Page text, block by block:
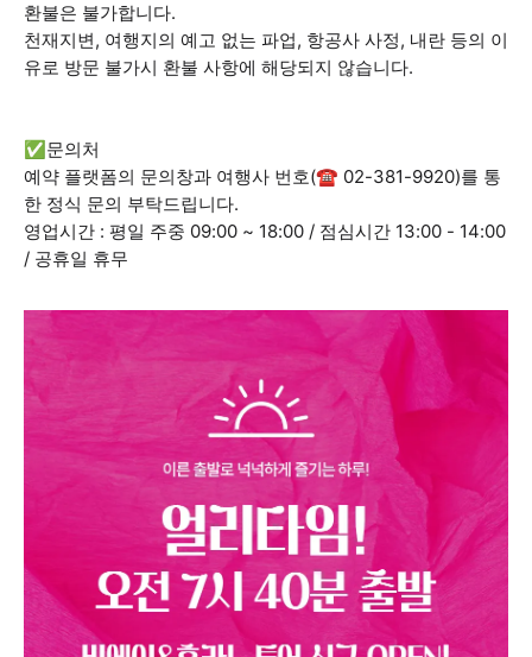
환불은 불가합니다.
천재지변, 여행지의 예고 없는 파업, 항공사 사정, 내란 등의 이
유로 방문 불가시 환불 사항에 해당되지 않습니다.
✅문의처
예약 플랫폼의 문의창과 여행사 번호(☎ 02-381-9920)를 통
한 정식 문의 부탁드립니다.
영업시간 : 평일 주중 09:00 ~ 18:00 / 점심시간 13:00 - 14:00
/ 공휴일 휴무